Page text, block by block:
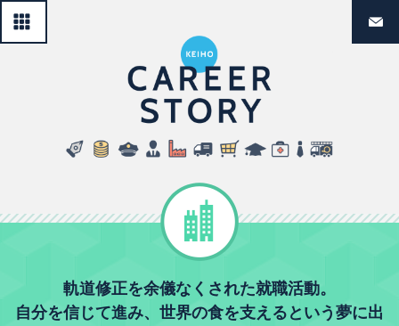
経法生の
軌道修正を余儀なくされた就職活動。
自分を信じて進み、世界の食を支えるという夢に出